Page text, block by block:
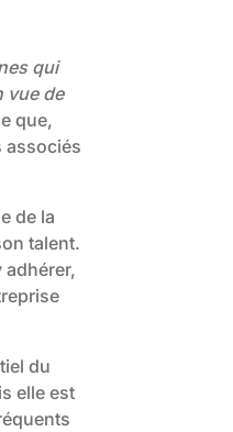
qui
vue de
que,
associés
de la
talent.
adhérer,
du
elle est